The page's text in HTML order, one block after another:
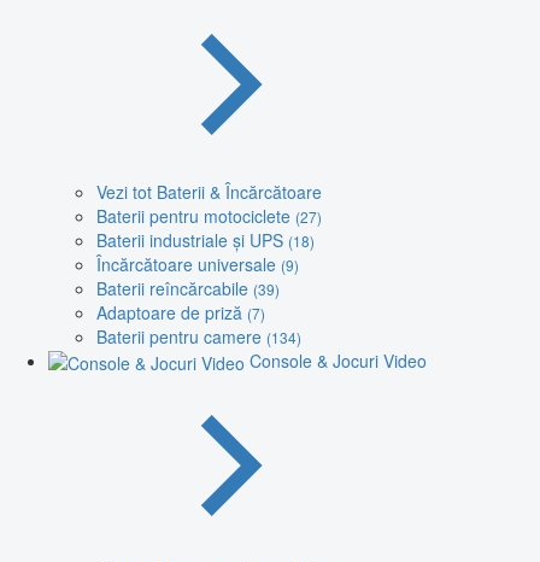
Vezi tot Baterii & Încărcătoare
Baterii pentru motociclete (27)
Baterii industriale și UPS (18)
Încărcătoare universale (9)
Baterii reîncărcabile (39)
Adaptoare de priză (7)
Baterii pentru camere (134)
Console & Jocuri Video